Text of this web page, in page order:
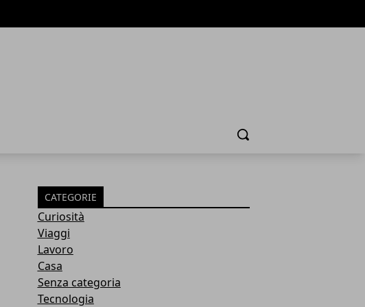
Cerca
CATEGORIE
Curiosità
Viaggi
Lavoro
Casa
Senza categoria
Tecnologia